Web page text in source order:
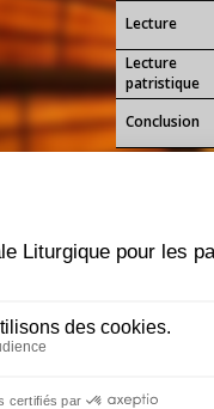
Lecture
Lecture
patristique
Conclusion